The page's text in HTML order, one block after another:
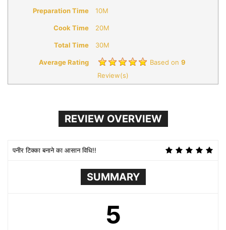
Preparation Time 10M
Cook Time 20M
Total Time 30M
Average Rating Based on 9
Review(s)
REVIEW OVERVIEW
पनीर टिक्का बनाने का आसान विधि!!
SUMMARY
5